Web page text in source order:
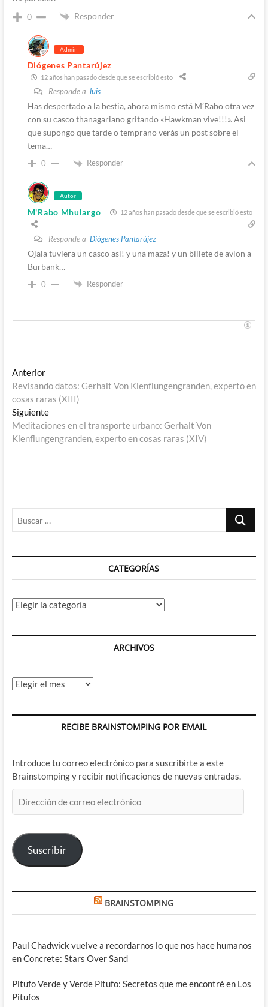
0 Responder
Admin
Diógenes Pantarújez
12 años han pasado desde que se escribió esto
Responde a luis
Has despertado a la bestia, ahora mismo está M’Rabo otra vez
con su casco thanagariano gritando «Hawkman vive!!!». Asi
que supongo que tarde o temprano verás un post sobre el
tema…
0 Responder
Autor
M'Rabo Mhulargo 12 años han pasado desde que se escribió esto
Responde a Diógenes Pantarújez
Ojala tuviera un casco asi! y una maza! y un billete de avion a
Burbank…
0 Responder
Navegación
de
entradas
AnteriorEntrada
anterior:
Revisando datos: Gerhalt Von Kienflungengranden, experto en
cosas raras (XIII)
SiguienteEntrada
siguiente:
Meditaciones en el transporte urbano: Gerhalt Von
Kienflungengranden, experto en cosas raras (XIV)
Buscar
CATEGORÍAS
Categorías
ARCHIVOS
Archivos
RECIBE BRAINSTOMPING POR EMAIL
Introduce tu correo electrónico para suscribirte a este
Brainstomping y recibir notificaciones de nuevas entradas.
de
electrónico
Suscribir
BRAINSTOMPING
Paul Chadwick vuelve a recordarnos lo que nos hace humanos
en Concrete: Stars Over Sand
Pitufo Verde y Verde Pitufo: Secretos que me encontré en Los
Pitufos